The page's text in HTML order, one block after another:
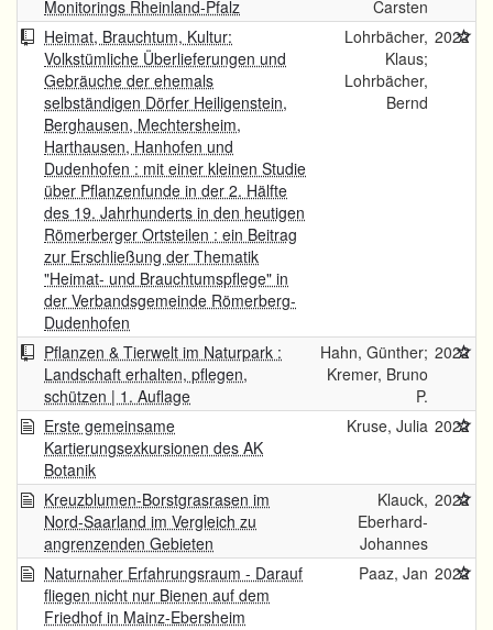
Monitorings Rheinland-Pfalz
Carsten
Heimat, Brauchtum, Kultur:
Volkstümliche Überlieferungen und
Gebräuche der ehemals
selbständigen Dörfer Heiligenstein,
Berghausen, Mechtersheim,
Harthausen, Hanhofen und
Dudenhofen : mit einer kleinen Studie
über Pflanzenfunde in der 2. Hälfte
des 19. Jahrhunderts in den heutigen
Römerberger Ortsteilen : ein Beitrag
zur Erschließung der Thematik
"Heimat- und Brauchtumspflege" in
der Verbandsgemeinde Römerberg-
Dudenhofen
Lohrbächer,
Klaus;
Lohrbächer,
Bernd
2022
Pflanzen & Tierwelt im Naturpark :
Landschaft erhalten, pflegen,
schützen | 1. Auflage
Hahn, Günther;
Kremer, Bruno
P.
2022
Erste gemeinsame
Kartierungsexkursionen des AK
Botanik
Kruse, Julia 2022
Kreuzblumen-Borstgrasrasen im
Nord-Saarland im Vergleich zu
angrenzenden Gebieten
Klauck,
Eberhard-
Johannes
2022
Naturnaher Erfahrungsraum - Darauf
fliegen nicht nur Bienen auf dem
Friedhof in Mainz-Ebersheim
Paaz, Jan 2022